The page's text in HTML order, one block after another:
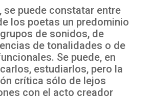
se puede constatar entre
los poetas un predominio
de sonidos, de
de tonalidades o de
Se puede, en
estudiarlos, pero la
crítica sólo de lejos
con el acto creador